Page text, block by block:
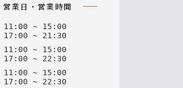
営業日・営業時間
11 : 00 ~ 15 : 00
17 : 00 ~ 21 : 30
11 : 00 ~ 15 : 00
17 : 00 ~ 22 : 30
11 : 00 ~ 15 : 00
17 : 00 ~ 22 : 30